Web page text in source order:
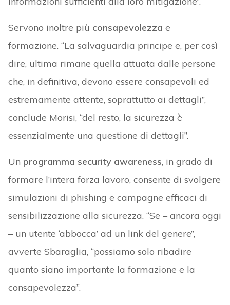
Servono inoltre più consapevolezza e
formazione. “La salvaguardia principe e, per così
dire, ultima rimane quella attuata dalle persone
che, in definitiva, devono essere consapevoli ed
estremamente attente, soprattutto ai dettagli”,
conclude Morisi, “del resto, la sicurezza è
essenzialmente una questione di dettagli”.
Un programma security awareness, in grado di
formare l’intera forza lavoro, consente di svolgere
simulazioni di phishing e campagne efficaci di
sensibilizzazione alla sicurezza. “Se – ancora oggi
– un utente ‘abbocca’ ad un link del genere”,
avverte Sbaraglia, “possiamo solo ribadire
quanto siano importante la formazione e la
consapevolezza”.